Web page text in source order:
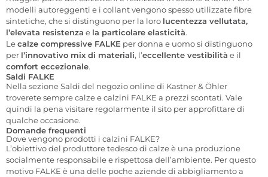
modelli autoreggenti e i collant vengono spesso utilizzate fibre
sintetiche, che si distinguono per la loro lucentezza vellutata,
l’elevata resistenza e la particolare elasticità.
Lecalze compressive FALKE per donna e uomo si distinguono
per l’innovativo mix di materiali, l’eccellente vestibilità e il
comfort eccezionale.
Saldi FALKE
Nella sezione Saldi del negozio online di Kastner & Öhler
troverete sempre calze e calzini FALKE a prezzi scontati. Vale
quindi la pena visitare regolarmente il sito per approfittare di
qualche occasione.
Domande frequenti
Dove vengono prodotti i calzini FALKE?
L’obiettivo del produttore tedesco di calze è una produzione
socialmente responsabile e rispettosa dell’ambiente. Per questo
motivo FALKE è una delle poche aziende di abbigliamento a